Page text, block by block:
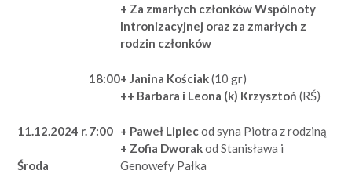
+ Za zmarłych członków Wspólnoty
Intronizacyjnej oraz za zmarłych z
rodzin członków
18:00+ Janina Kościak(10 gr)
++ Barbara i Leona (k) Krzysztoń (RŚ)
11.12.2024 r.
Środa
7:00 + Paweł Lipiecod syna Piotra z rodziną
+ Zofia Dworakod Stanisława i
Genowefy Pałka